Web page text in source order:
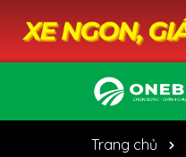
Trang chủ